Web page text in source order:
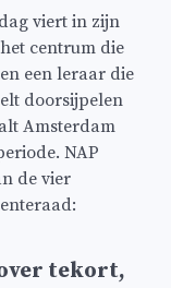
viert in zijn
centrum die
een leraar die
doorsijpelen
Amsterdam
NAP
de vier
tekort,